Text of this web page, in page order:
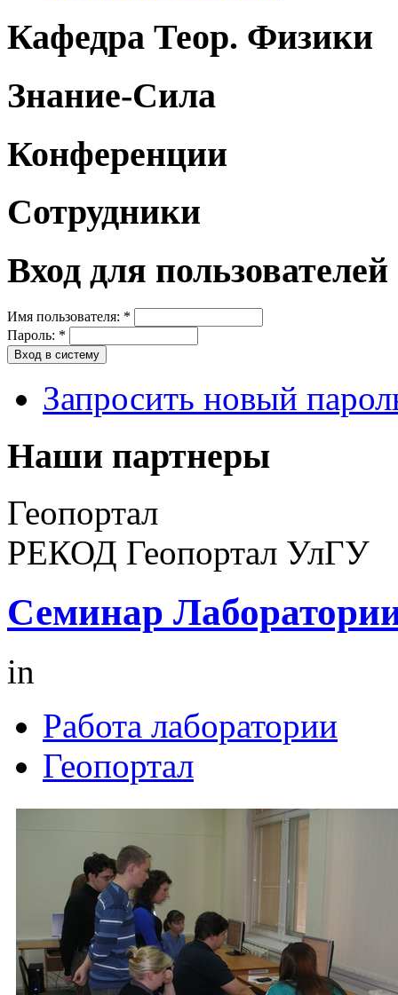
Кафедра Теор. Физики
Знание-Сила
Конференции
Сотрудники
Вход для пользователей
Имя пользователя: *
Пароль: *
Запросить новый
Наши партнеры
Геопортал
РЕКОД Геопортал УлГУ
Семинар
in
Работа лаборатории
Геопортал